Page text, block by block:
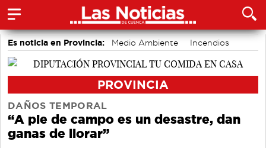
Es noticia en Provincia: Medio Ambiente
Incendios
accidentes laborales
PROVINCIA
DAÑOS TEMPORAL
“A pie de campo es un desastre, dan
ganas de llorar”